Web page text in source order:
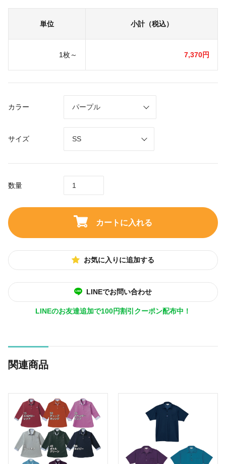
単位 小計（税込）
1枚～ 7,370円
カラー
サイズ
数量
カートに入れる
お気に入りに追加する
LINEでお問い合わせ
LINEのお友達追加で100円割引クーポン配布中！
関連商品